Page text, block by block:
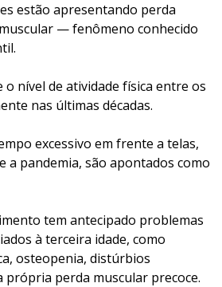
estão apresentando perda
— fenômeno conhecido
o nível de atividade física entre os
nas últimas décadas.
excessivo em frente a telas,
a pandemia, são apontados como
tem antecipado problemas
à terceira idade, como
osteopenia, distúrbios
própria perda muscular precoce.